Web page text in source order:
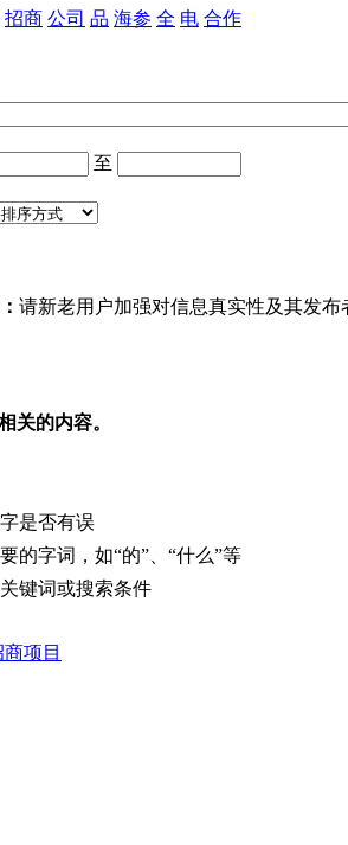
招商 公司 品 海参 全 电 合作
至
请新老用户加强对信息真实性及其发
关的内容。
是否有误
的字词，如“的”、“什么”等
键词或搜索条件
项目